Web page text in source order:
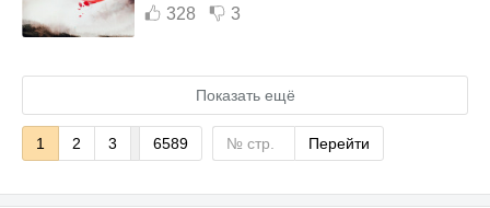
328
3
Показать ещё
1 2 3 6589 Перейти